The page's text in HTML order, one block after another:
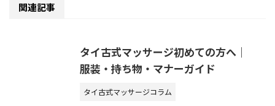
関連記事
タイ古式マッサージ初めての方へ｜
服装・持ち物・マナーガイド
タイ古式マッサージコラム